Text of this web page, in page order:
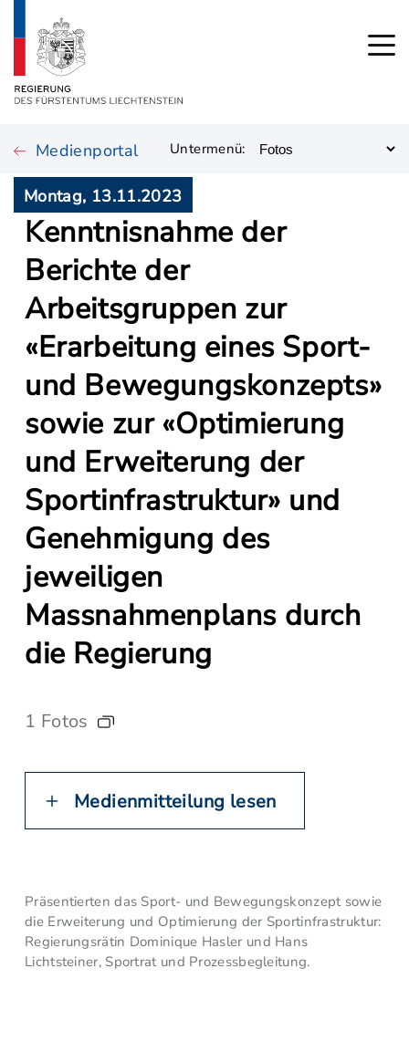
Medienportal Untermenü:
Montag, 13.11.2023
Kenntnisnahme der
Berichte der
Arbeitsgruppen zur
«Erarbeitung eines Sport-
und Bewegungskonzepts»
sowie zur «Optimierung
und Erweiterung der
Sportinfrastruktur» und
Genehmigung des
jeweiligen
Massnahmenplans durch
die Regierung
1 Fotos
Medienmitteilung lesen
Präsentierten das Sport- und Bewegungskonzept sowie
die Erweiterung und Optimierung der Sportinfrastruktur:
Regierungsrätin Dominique Hasler und Hans
Lichtsteiner, Sportrat und Prozessbegleitung.